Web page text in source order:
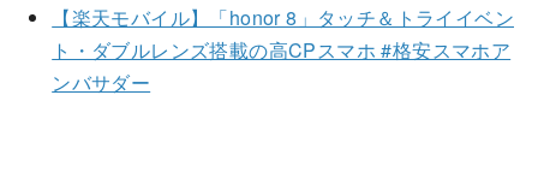
【楽天モバイル】「honor 8」タッチ＆トライイベン
ト・ダブルレンズ搭載の高CPスマホ #格安スマホア
ンバサダー